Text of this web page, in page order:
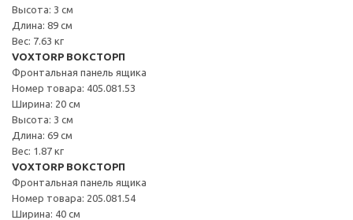
Высота: 3 см
Длина: 89 см
Вес: 7.63 кг
VOXTORP ВОКСТОРП
Фронтальная панель ящика
Номер товара: 405.081.53
Ширина: 20 см
Высота: 3 см
Длина: 69 см
Вес: 1.87 кг
VOXTORP ВОКСТОРП
Фронтальная панель ящика
Номер товара: 205.081.54
Ширина: 40 см